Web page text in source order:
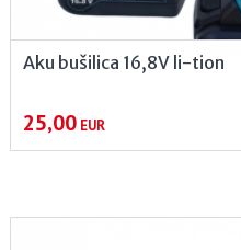
Aku bušilica 16,8V li-tion
25,00EUR